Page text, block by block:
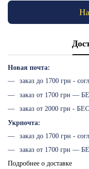
Новая почта:
заказ до 1700 грн -
заказ от 1700 грн —
заказ от 2000 грн -
Укрпочта:
заказ до 1700 грн -
заказ от 1700 грн —
Подробнее о доставке